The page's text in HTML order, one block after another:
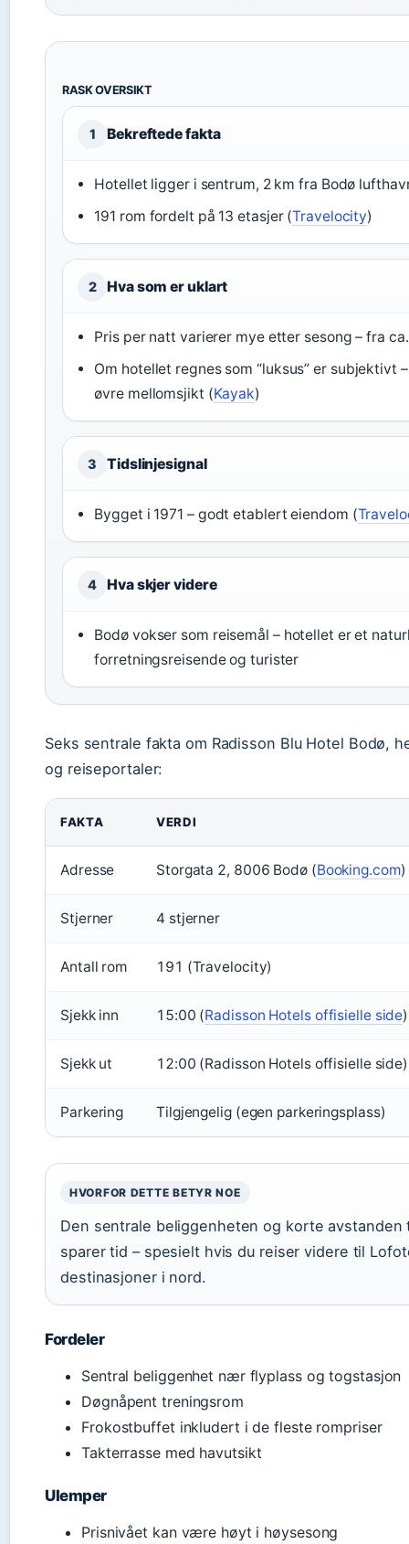
RASK OVERSIKT
1 Bekreftede fakta
Hotellet ligger i sentrum, 2 km fra Bodø
191 rom fordelt på 13 etasjer (Travelocity)
2 Hva som er uklart
Pris per natt varierer mye etter sesong – fra
Om hotellet regnes som “luksus” er subjektivt
øvre mellomsjikt (Kayak)
3 Tidslinjesignal
Bygget i 1971 – godt etablert eiendom (
4 Hva skjer videre
Bodø vokser som reisemål – hotellet er et
forretningsreisende og turister
Seks sentrale fakta om Radisson Blu Hotel Bodø,
og reiseportaler:
FAKTA VERDI
Adresse Storgata 2, 8006 Bodø (Booking.com)
Stjerner 4 stjerner
Antall rom 191 (Travelocity)
Sjekk inn 15:00 (Radisson Hotels offisielle side)
Sjekk ut 12:00 (Radisson Hotels offisielle side)
Parkering Tilgjengelig (egen parkeringsplass)
HVORFOR DETTE BETYR NOE
Den sentrale beliggenheten og korte avstanden
sparer tid – spesielt hvis du reiser videre til
destinasjoner i nord.
Fordeler
Sentral beliggenhet nær flyplass og togstasjon
Døgnåpent treningsrom
Frokostbuffet inkludert i de fleste rompriser
Takterrasse med havutsikt
Ulemper
Prisnivået kan være høyt i høysesong